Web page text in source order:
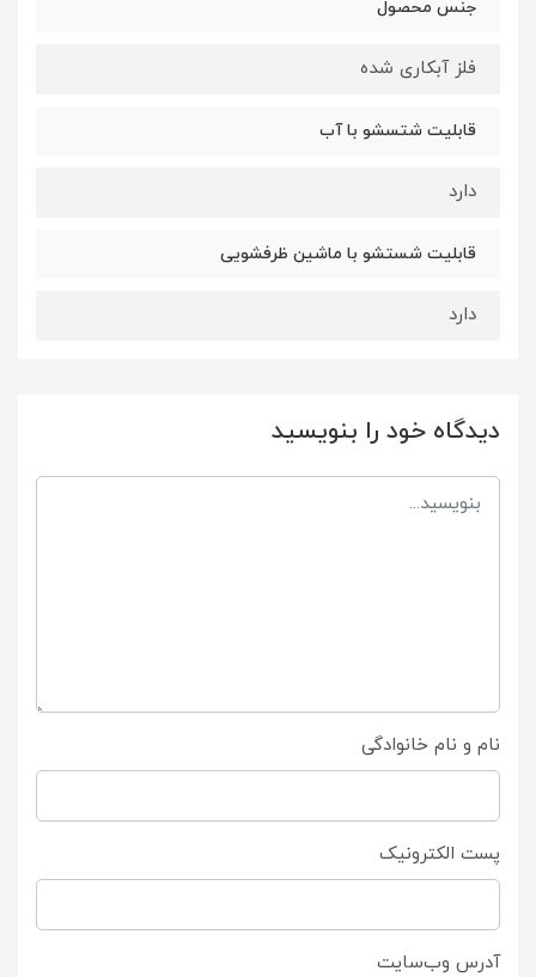
جنس محصول
فلز آبکاری شده
قابلیت شتسشو با آب
دارد
قابلیت شستشو با ماشین ظرفشویی
دارد
دیدگاه خود را بنویسید
نام و نام خانوادگی
پست الکترونیک
آدرس وب‌سایت